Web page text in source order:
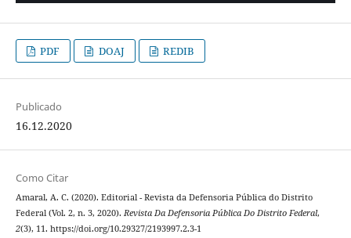
PDF DOAJ REDIB
Publicado
16.12.2020
Como Citar
Amaral, A. C. (2020). Editorial - Revista da Defensoria Pública do Distrito
Federal (Vol. 2, n. 3, 2020). Revista Da Defensoria Pública Do Distrito Federal,
2(3), 11. https://doi.org/10.29327/2193997.2.3-1